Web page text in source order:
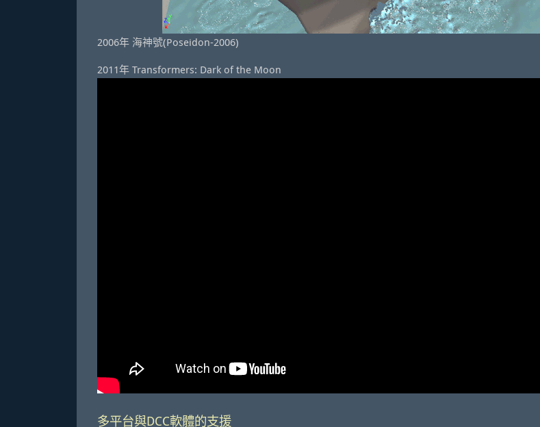
2006年 海神號(Poseidon-2006)
2011年 Transformers: Dark of the Moon
多平台與DCC軟體的支援